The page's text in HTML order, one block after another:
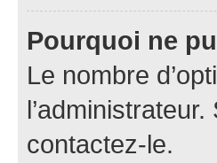
Pourquoi ne
Le nombre
contactez-le.